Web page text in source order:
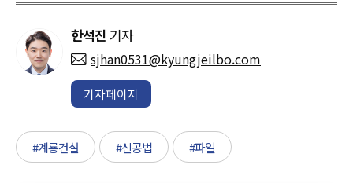
한석진 기자
sjhan0531@kyungjeilbo.com
기자페이지
#계룡건설 #신공법 #파일